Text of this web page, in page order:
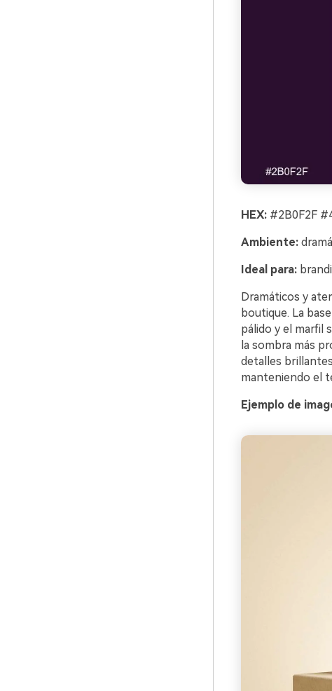
HEX:#2B0F2F
Ambiente:
Ideal para:
Dramáticos y
boutique. La
pálido y el marfil
la sombra más
detalles
manteniendo el
Ejemplo de